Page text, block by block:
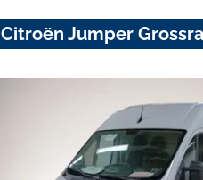
Citroën Jumper